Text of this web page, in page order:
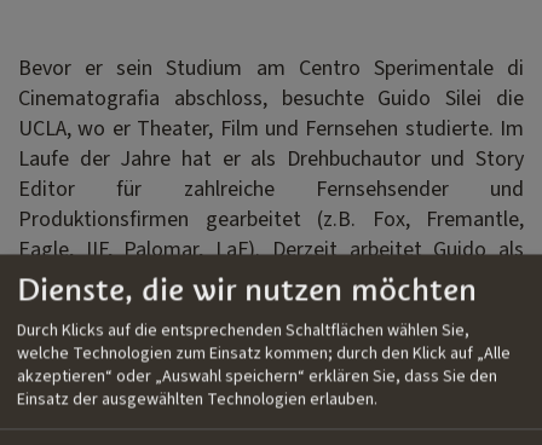
Bevor er sein Studium am Centro Sperimentale di
Cinematografia abschloss, besuchte Guido Silei die
UCLA, wo er Theater, Film und Fernsehen studierte. Im
Laufe der Jahre hat er als Drehbuchautor und Story
Editor für zahlreiche Fernsehsender und
Produktionsfirmen gearbeitet (z.B. Fox, Fremantle,
Eagle, IIF, Palomar, LaF). Derzeit arbeitet Guido als
freiberuflicher Autor und Development Editor in Rom.
Filmografie
››Hotel Pianosa| Dokumentarfilm | Boats, Fremantle,
Dienste, die wir nutzen möchten
Durch Klicks auf die entsprechenden Schaltflächen wählen Sie,
welche Technologien zum Einsatz kommen; durch den Klick auf „Alle
akzeptieren“ oder „Auswahl speichern“ erklären Sie, dass Sie den
Einsatz der ausgewählten Technologien erlauben.